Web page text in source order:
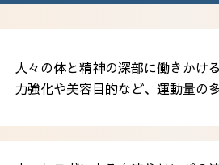
人々の体と精神の深部に働きかけ
力強化や美容目的など、運動量の